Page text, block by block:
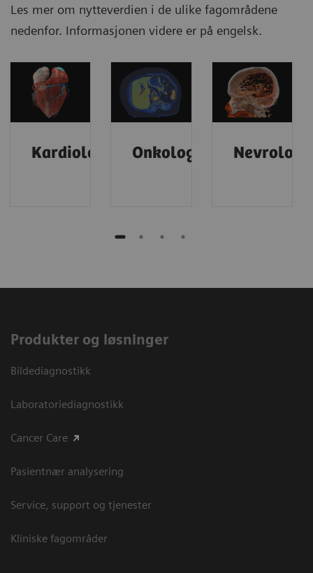
Les mer om nytteverdien i de ulike fagområdene
nedenfor. Informasjonen videre er på engelsk.
Kardiologi Onkologi Nevrologi
Produkter og løsninger
Bildediagnostikk
Laboratoriediagnostikk
Cancer Care
Pasientnær analysering
Service, support og tjenester
Kliniske fagområder